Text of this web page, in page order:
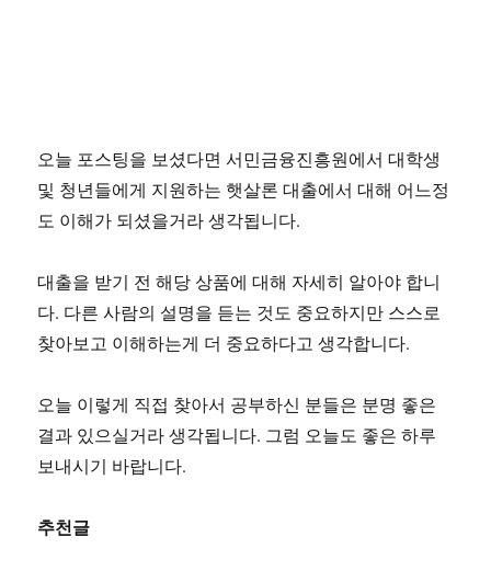
오늘 포스팅을 보셨다면 서민금융진흥원에서 대학생
및 청년들에게 지원하는 햇살론 대출에서 대해 어느정
도 이해가 되셨을거라 생각됩니다.
대출을 받기 전 해당 상품에 대해 자세히 알아야 합니
다. 다른 사람의 설명을 듣는 것도 중요하지만 스스로
찾아보고 이해하는게 더 중요하다고 생각합니다.
오늘 이렇게 직접 찾아서 공부하신 분들은 분명 좋은
결과 있으실거라 생각됩니다. 그럼 오늘도 좋은 하루
보내시기 바랍니다.
추천글